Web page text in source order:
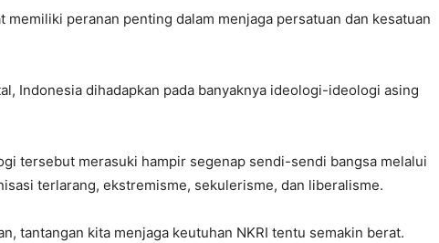
memiliki peranan penting dalam menjaga persatuan dan kesatuan
Indonesia dihadapkan pada banyaknya ideologi-ideologi asing
tersebut merasuki hampir segenap sendi-sendi bangsa melalui
terlarang, ekstremisme, sekulerisme, dan liberalisme.
tantangan kita menjaga keutuhan NKRI tentu semakin berat.